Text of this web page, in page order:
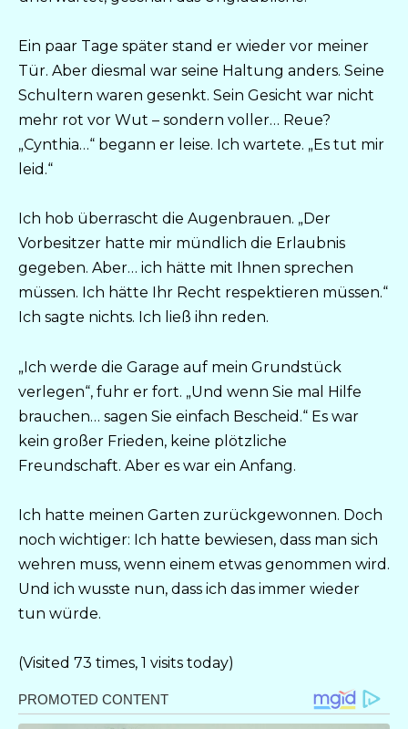
Ein paar Tage später stand er wieder vor meiner
Tür. Aber diesmal war seine Haltung anders. Seine
Schultern waren gesenkt. Sein Gesicht war nicht
mehr rot vor Wut – sondern voller… Reue?
„Cynthia…“ begann er leise. Ich wartete. „Es tut mir
leid.“
Ich hob überrascht die Augenbrauen. „Der
Vorbesitzer hatte mir mündlich die Erlaubnis
gegeben. Aber… ich hätte mit Ihnen sprechen
müssen. Ich hätte Ihr Recht respektieren müssen.“
Ich sagte nichts. Ich ließ ihn reden.
„Ich werde die Garage auf mein Grundstück
verlegen“, fuhr er fort. „Und wenn Sie mal Hilfe
brauchen… sagen Sie einfach Bescheid.“ Es war
kein großer Frieden, keine plötzliche
Freundschaft. Aber es war ein Anfang.
Ich hatte meinen Garten zurückgewonnen. Doch
noch wichtiger: Ich hatte bewiesen, dass man sich
wehren muss, wenn einem etwas genommen wird.
Und ich wusste nun, dass ich das immer wieder
tun würde.
(Visited 73 times, 1 visits today)